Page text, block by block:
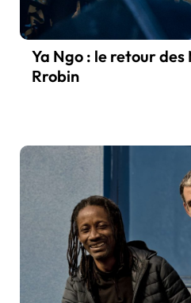
Ya Ngo : le retour des
Rrobin